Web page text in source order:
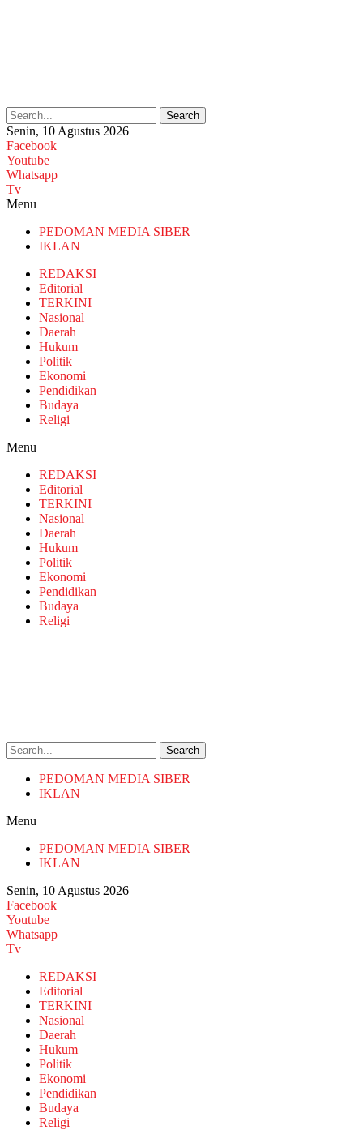
Search
Senin, 10 Agustus 2026
Facebook
Youtube
Whatsapp
Tv
Menu
PEDOMAN MEDIA SIBER
IKLAN
REDAKSI
Editorial
TERKINI
Nasional
Daerah
Hukum
Politik
Ekonomi
Pendidikan
Budaya
Religi
Menu
REDAKSI
Editorial
TERKINI
Nasional
Daerah
Hukum
Politik
Ekonomi
Pendidikan
Budaya
Religi
Search
PEDOMAN MEDIA SIBER
IKLAN
Menu
PEDOMAN MEDIA SIBER
IKLAN
Senin, 10 Agustus 2026
Facebook
Youtube
Whatsapp
Tv
REDAKSI
Editorial
TERKINI
Nasional
Daerah
Hukum
Politik
Ekonomi
Pendidikan
Budaya
Religi